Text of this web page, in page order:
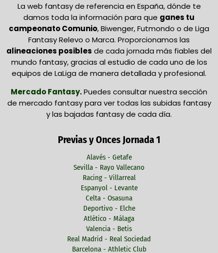
La web fantasy de referencia en España, dónde te
damos toda la información para que ganes tu
campeonato Comunio, Biwenger, Futmondo o de Liga
Fantasy Relevo o Marca. Proporcionamos las
alineaciones posibles de cada jornada más fiables del
mundo fantasy, gracias al estudio de cada uno de los
equipos de LaLiga de manera detallada y profesional.
Mercado Fantasy.Puedes consultar nuestra sección
de mercado fantasy para ver todas las subidas fantasy
y las bajadas fantasy de cada día.
Previas y Onces Jornada 1
Alavés - Getafe
Sevilla - Rayo Vallecano
Racing - Villarreal
Espanyol - Levante
Celta - Osasuna
Deportivo - Elche
Atlético - Málaga
Valencia - Betis
Real Madrid - Real Sociedad
Barcelona - Athletic Club